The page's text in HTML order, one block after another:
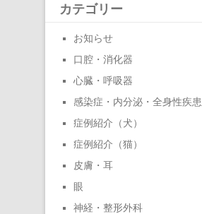
カテゴリー
お知らせ
口腔・消化器
心臓・呼吸器
感染症・内分泌・全身性疾患
症例紹介（犬）
症例紹介（猫）
皮膚・耳
眼
神経・整形外科